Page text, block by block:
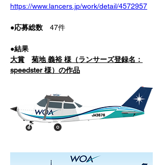
https://www.lancers.jp/work/detail/4572957
●応募総数 47件
●結果
大賞
菊地 義裕 様（ランサーズ登録名：
speedster 様）の作品